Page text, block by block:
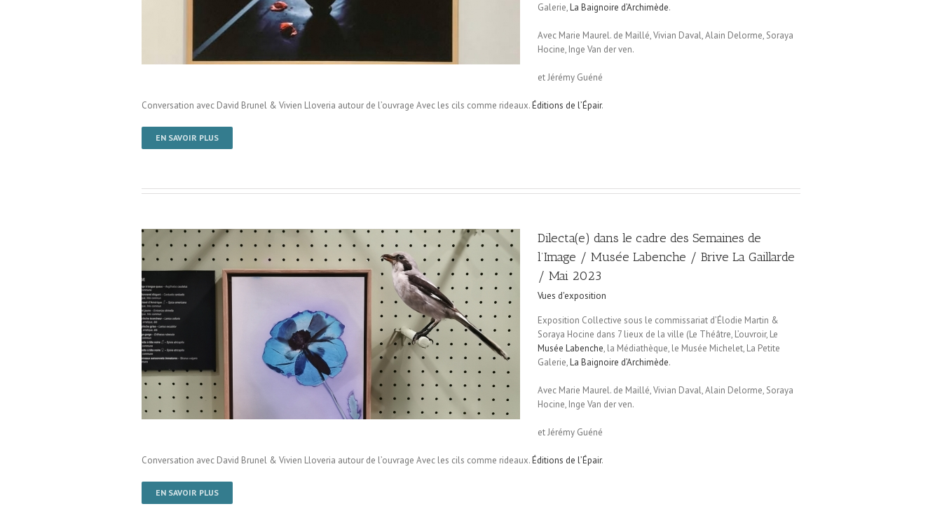
Galerie,La Baignoire d’Archimède.
Avec Marie Maurel. de Maillé, Vivian Daval, Alain Delorme, Soraya
Hocine, Inge Van der ven.
et Jérémy Guéné
Conversation avec David Brunel & Vivien Lloveria autour de l’ouvrage Avec les cils comme rideaux.Éditions de l’Épair.
EN SAVOIR PLUS
Dilecta(e) dans le cadre des Semaines de
l’Image / Musée Labenche / Brive La Gaillarde
/ Mai 2023
Vues d'exposition
Exposition Collective sous le commissariat d’Élodie Martin &
Soraya Hocine dans 7 lieux de la ville (Le Théâtre, L’ouvroir, Le
Musée Labenche, la Médiathèque, le Musée Michelet, La Petite
Galerie,La Baignoire d’Archimède.
Avec Marie Maurel. de Maillé, Vivian Daval, Alain Delorme, Soraya
Hocine, Inge Van der ven.
et Jérémy Guéné
Conversation avec David Brunel & Vivien Lloveria autour de l’ouvrage Avec les cils comme rideaux.Éditions de l’Épair.
EN SAVOIR PLUS